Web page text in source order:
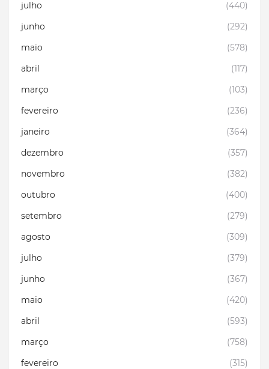
julho
(440)
junho
(292)
maio
(578)
abril
(117)
março
(103)
fevereiro
(236)
janeiro
(364)
dezembro
(357)
novembro
(382)
outubro
(400)
setembro
(279)
agosto
(309)
julho
(379)
junho
(367)
maio
(420)
abril
(593)
março
(758)
fevereiro
(315)